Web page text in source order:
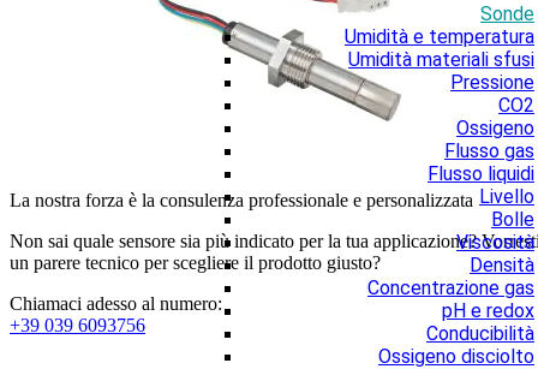
Sonde
Umidità e temperatura
Umidità materiali sfusi
Pressione
CO2
Ossigeno
Flusso gas
Flusso liquidi
Livello
Bolle
Viscosità
Densità
Concentrazione gas
pH e redox
Conducibilità
Ossigeno disciolto
La nostra forza è la consulenza professionale e personalizzata
Non sai quale sensore sia più indicato per la tua applicazione?
un parere tecnico per scegliere il prodotto giusto?
Chiamaci adesso al numero:
+39 039 6093756